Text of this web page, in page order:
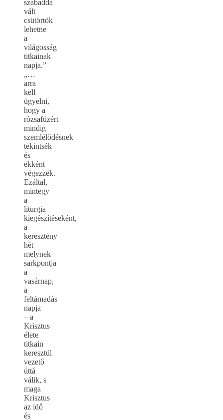
szabaddá
vált
csütörtök
lehetne
a
világosság
titkainak
napja.”
„…
arra
kell
ügyelni,
hogy a
rózsafüzért
mindig
szemlélődésnek
tekintsék
és
ekként
végezzék.
Ezáltal,
mintegy
a
liturgia
kiegészítéseként,
a
keresztény
hét –
melynek
sarkpontja
a
vasárnap,
a
feltámadás
napja
– a
Krisztus
élete
titkain
keresztül
vezető
úttá
válik, s
maga
Krisztus
az idő
és